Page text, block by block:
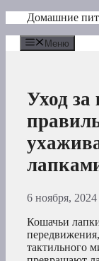
Перейти
содержимому
Домашние
Меню
Уход за
6 ноября, 2024
Кошачьи
тактильного